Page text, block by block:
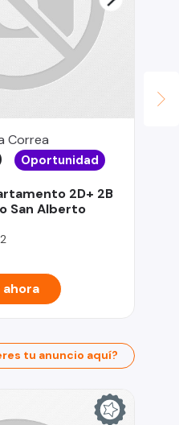
Correa
2D+ 2B
San Alberto
Oportunidad
2
tu anuncio aquí?